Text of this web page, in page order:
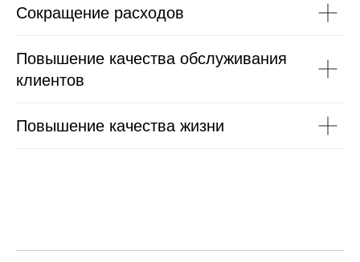
Сокращение расходов
Повышение качества обслуживания
клиентов
Повышение качества жизни